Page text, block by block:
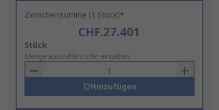
Zwischensumme (1 Stück)*
CHF.27.401
Add
to
Basket
Stück
Menge auswählen oder eingeben
Hinzufügen